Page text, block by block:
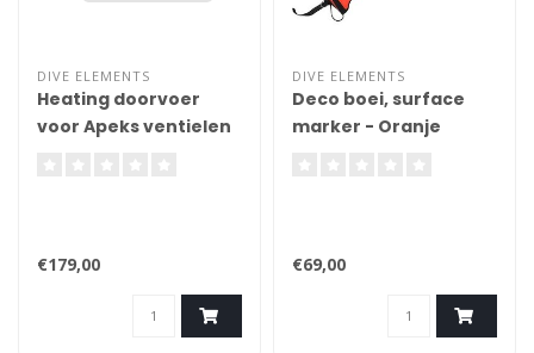
DIVE ELEMENTS
Heating doorvoer
voor Apeks ventielen
€179,00
DIVE ELEMENTS
Deco boei, surface
marker - Oranje
€69,00